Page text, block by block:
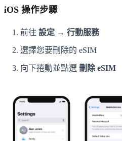
iOS 操作步驟
前往 設定 → 行動服務
選擇您要刪除的 eSIM
向下捲動並點選 刪除 eSIM